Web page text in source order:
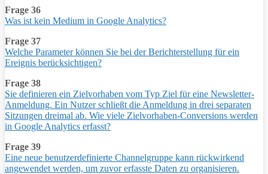
Frage 36
Was ist kein Medium in Google Analytics?
Frage 37
Welche Parameter können Sie bei der Berichterstellung für ein
Ereignis berücksichtigen?
Frage 38
Sie definieren ein Zielvorhaben vom Typ Ziel für eine Newsletter-
Anmeldung. Ein Nutzer schließt die Anmeldung in drei separaten
Sitzungen dreimal ab. Wie viele Zielvorhaben-Conversions werden
in Google Analytics erfasst?
Frage 39
Eine neue benutzerdefinierte Channelgruppe kann rückwirkend
angewendet werden, um zuvor erfasste Daten zu organisieren.